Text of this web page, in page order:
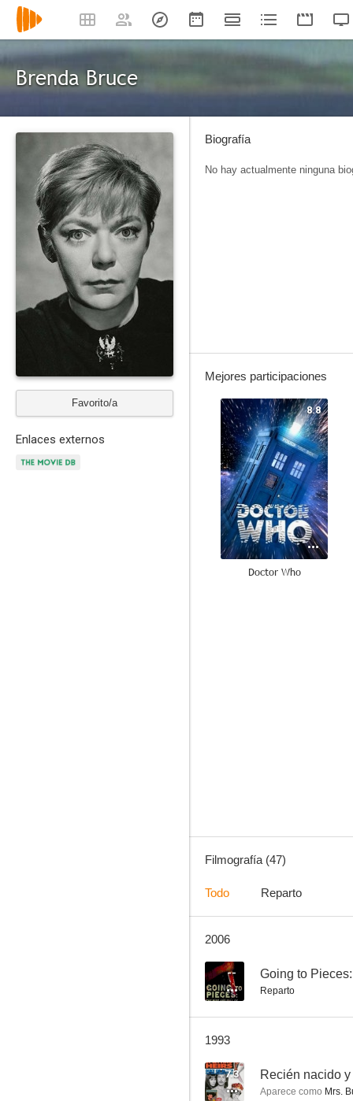
Brenda Bruce
Favorito/a
Enlaces externos
Biografía
No hay actualmente ninguna
Mejores participaciones
8.8
Doctor Who
El fotógrafo del pánico
--
Filmografía (47)
Todo Reparto
2006
-- Going to
Reparto
1993
7.3 Recién nacido
Aparece como Mrs.